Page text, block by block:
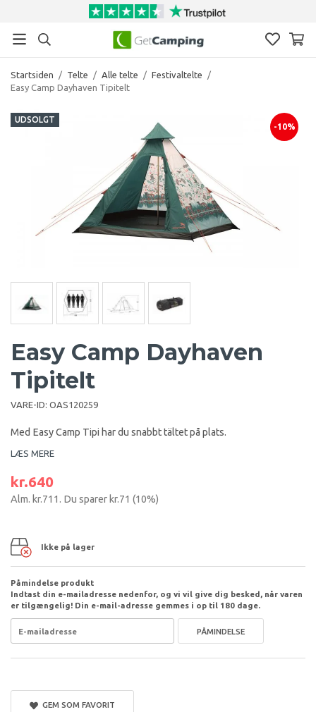
Startsiden / Telte / Alle telte / Festivaltelte
/
Easy Camp Dayhaven Tipitelt
UDSOLGT
-10%
Easy Camp Dayhaven
Tipitelt
VARE-ID: OAS120259
Med Easy Camp Tipi har du snabbt tältet på plats.
LÆS MERE
kr.640
Alm. kr.711 . Du sparer kr.71 (10%)
Ikke på lager
Påmindelse produkt
Indtast din e-mailadresse nedenfor, og vi vil give dig besked, når varen
er tilgængelig! Din e-mail-adresse gemmes i op til 180 dage.
PÅMINDELSE
GEM SOM FAVORIT